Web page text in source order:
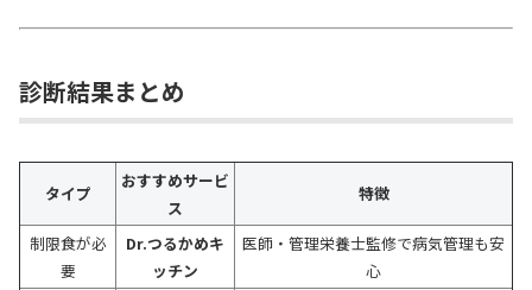
診断結果まとめ
タイプ
おすすめサービ
ス
特徴
制限食が必
要
Dr.つるかめキ
ッチン
医師・管理栄養士監修で病気管理も安
心